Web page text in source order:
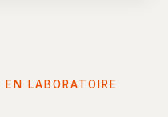
LABORATOIRE